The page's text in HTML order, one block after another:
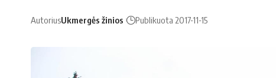
AutoriusUkmergės žinios Publikuota 2017-11-15